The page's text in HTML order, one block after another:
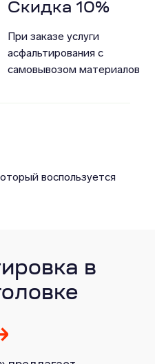
Скидка 10%
При заказе услуги
асфальтирования с
самовывозом материалов
воспользуется
в